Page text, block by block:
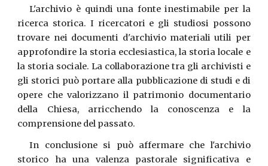
L'archivio è quindi una fonte inestimabile per la
ricerca storica. I ricercatori e gli studiosi possono
trovare nei documenti d'archivio materiali utili per
approfondire la storia ecclesiastica, la storia locale e
la storia sociale. La collaborazione tra gli archivisti e
gli storici può portare alla pubblicazione di studi e di
opere che valorizzano il patrimonio documentario
della Chiesa, arricchendo la conoscenza e la
comprensione del passato.
In conclusione si può affermare che l'archivio
storico ha una valenza pastorale significativa e